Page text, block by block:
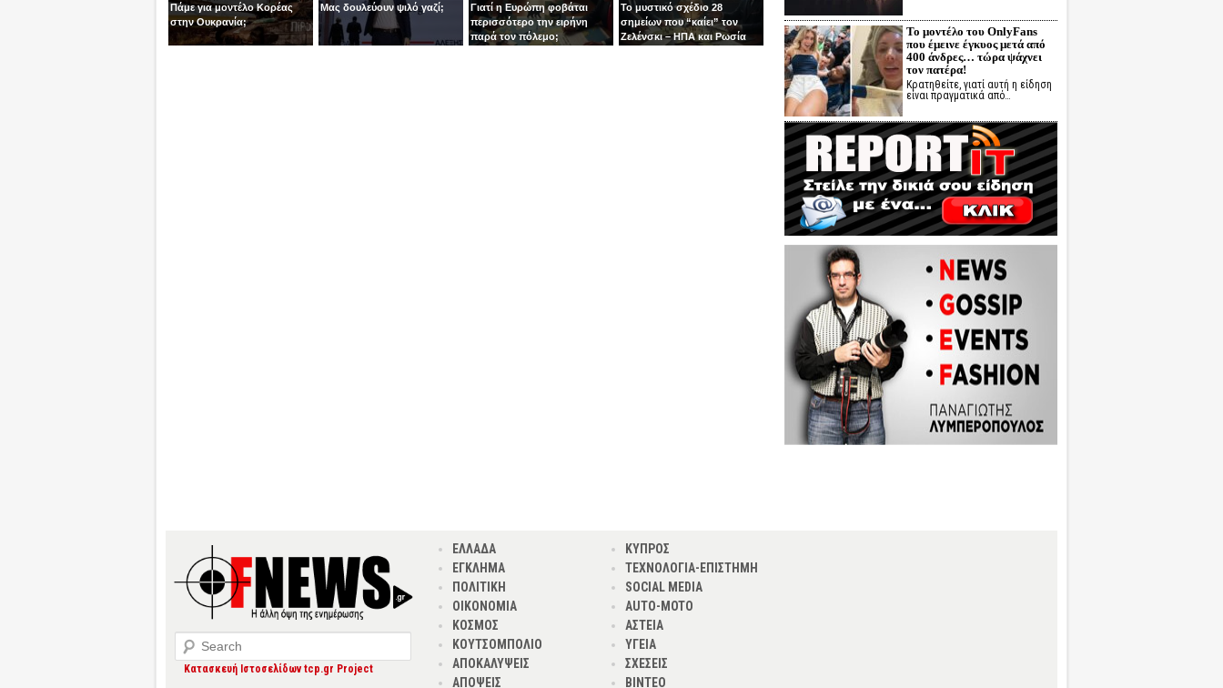
Πάμε για μοντέλο Κορέας
στην Ουκρανία;
Μας δουλεύουν ψιλό γαζί;
Γιατί η Ευρώπη φοβάται
περισσότερο την ειρήνη
παρά τον πόλεμο;
Το μυστικό σχέδιο 28
σημείων που “καίει” τον
Ζελένσκι – ΗΠΑ και Ρωσία
Το μοντέλο του OnlyFans
που έμεινε έγκυος μετά από
400 άνδρες… τώρα ψάχνει
τον πατέρα!
Κρατηθείτε, γιατί αυτή η είδηση
είναι πραγματικά από…
Search
Κατασκευή Ιστοσελίδων tcp.gr Project
ΕΛΛΑΔΑ
ΕΓΚΛΗΜΑ
ΠΟΛΙΤΙΚΗ
ΟΙΚΟΝΟΜΙΑ
ΚΟΣΜΟΣ
ΚΟΥΤΣΟΜΠΟΛΙΟ
ΑΠΟΚΑΛΥΨΕΙΣ
ΑΠΟΨΕΙΣ
ΚΥΠΡΟΣ
ΤΕΧΝΟΛΟΓΙΑ-ΕΠΙΣΤΗΜΗ
SOCIAL MEDIA
AUTO-MOTO
ΑΣΤΕΙΑ
ΥΓΕΙΑ
ΣΧΕΣΕΙΣ
ΒΙΝΤΕΟ